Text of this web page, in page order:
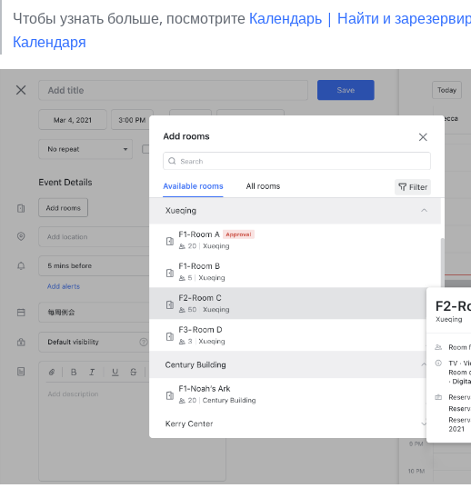
Чтобы узнать больше, посмотрите Календарь | Найти и
Календаря